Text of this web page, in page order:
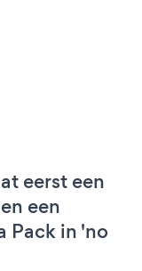
eerst een
een
Pack in 'no